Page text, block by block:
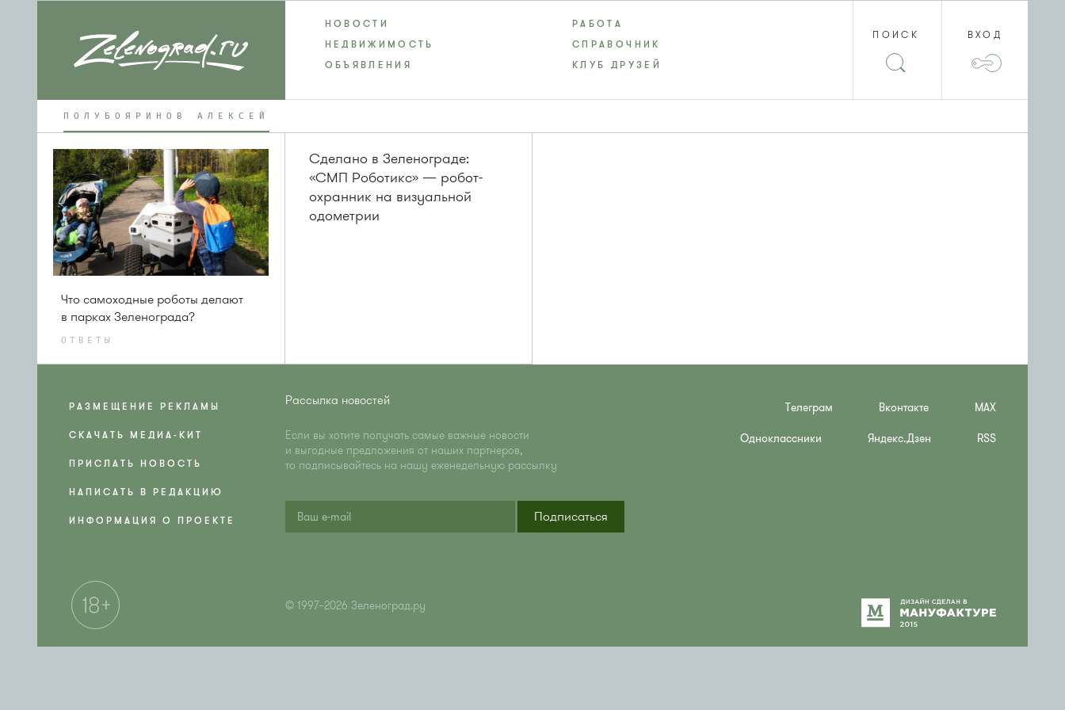
НОВОСТИ
ПОЛУБОЯРИНОВ АЛЕКСЕЙ
РАБОТА
НЕДВИЖИМОСТЬ
СПРАВОЧНИК
ОБЪЯВЛЕНИЯ
КЛУБ ДРУЗЕЙ
ПОИСК ВХОД
Что самоходные роботы делают
в парках Зеленограда?
ОТВЕТЫ
Сделано в Зеленограде:
«СМП Роботикс» — робот-
охранник на визуальной
одометрии
РАЗМЕЩЕНИЕ РЕКЛАМЫ
СКАЧАТЬ МЕДИА-КИТ
ПРИСЛАТЬ НОВОСТЬ
НАПИСАТЬ В РЕДАКЦИЮ
ИНФОРМАЦИЯ О ПРОЕКТЕ
Рассылка новостей
Если вы хотите получать самые важные новости
и выгодные предложения от наших партнеров,
то подписывайтесь на нашу еженедельную рассылку
Подписаться
Телеграм Вконтакте MAX
Одноклассники Яндекс.Дзен RSS
© 1997–2026 Зеленоград.ру